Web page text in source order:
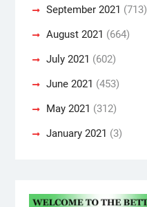
September 2021 (713)
August 2021 (664)
July 2021 (602)
June 2021 (453)
May 2021 (312)
January 2021 (3)